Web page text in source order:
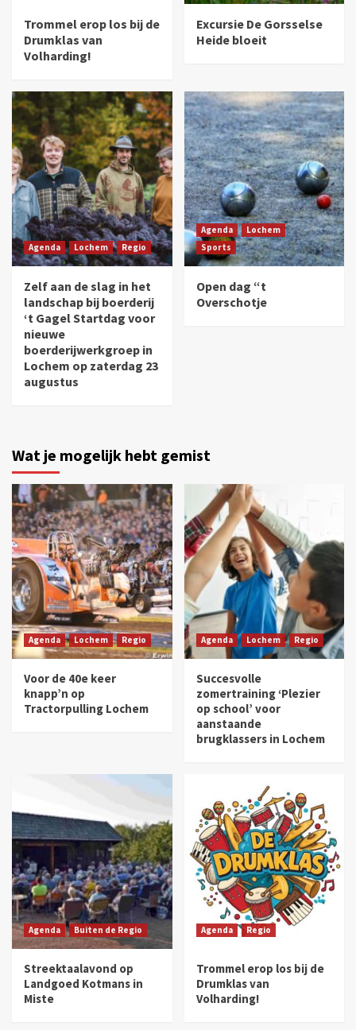
Trommel erop los bij de
Drumklas van
Volharding!
Excursie De Gorsselse
Heide bloeit
Agenda Lochem Regio
Zelf aan de slag in het
landschap bij boerderij
‘t Gagel Startdag voor
nieuwe
boerderijwerkgroep in
Lochem op zaterdag 23
augustus
Agenda
Lochem
Sports
Open dag “t
Overschotje
Wat je mogelijk hebt gemist
Agenda Lochem Regio
Voor de 40e keer
knapp’n op
Tractorpulling Lochem
Agenda Lochem Regio
Succesvolle
zomertraining ‘Plezier
op school’ voor
aanstaande
brugklassers in Lochem
Agenda Buiten de Regio
Streektaalavond op
Landgoed Kotmans in
Miste
Agenda Regio
Trommel erop los bij de
Drumklas van
Volharding!